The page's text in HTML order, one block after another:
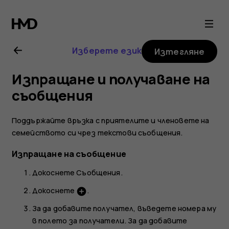
Ръководство
на
потребителя
за
Nokia
2.1
Изберете език Изтегляне
Изпращане и получаване на
съобщения
Поддържайте връзка с приятелите и членовете на
семейството си чрез текстови съобщения.
Изпращане на съобщение
ДокоснетеСъобщения.
Докоснете add_circle.
За да добавите получател, въведете номера му
в полето за получатели. За да добавите